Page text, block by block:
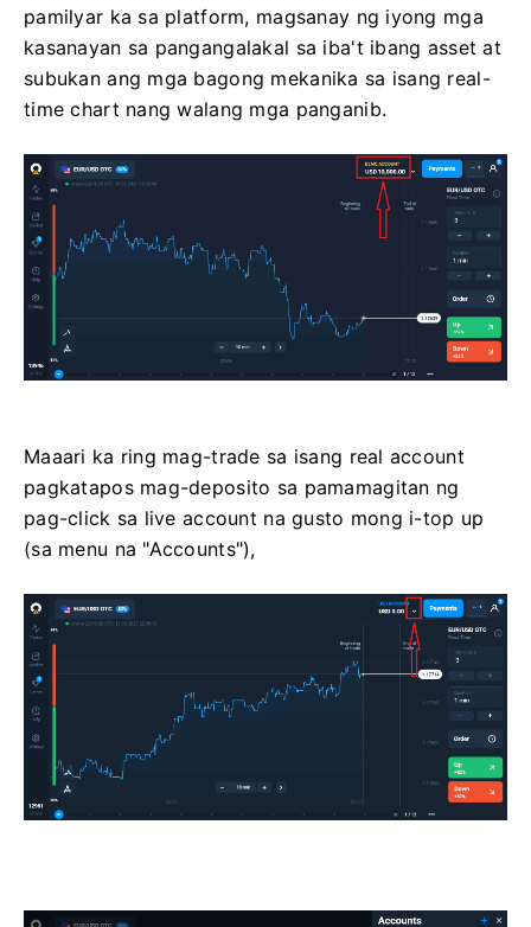
pamilyar ka sa platform, magsanay ng iyong mga
kasanayan sa pangangalakal sa iba't ibang asset at
subukan ang mga bagong mekanika sa isang real-
time chart nang walang mga panganib.
Maaari ka ring mag-trade sa isang real account
pagkatapos mag-deposito sa pamamagitan ng
pag-click sa live account na gusto mong i-top up
(sa menu na "Accounts"),